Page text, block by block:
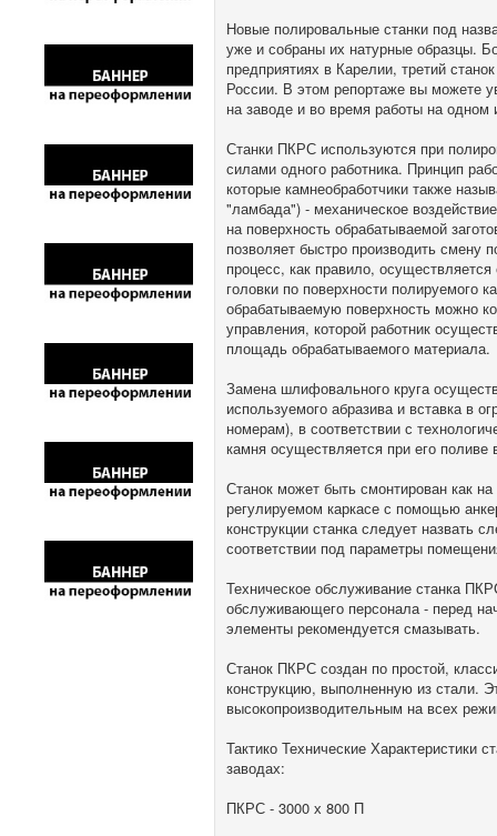
Новые полировальные станки под
уже и собраны их натурные образцы.
предприятиях в Карелии, третий
России. В этом репортаже вы можете
на заводе и во время работы на одном
Станки ПКРС используются при
силами одного работника. Принцип
которые камнеобработчики также
"ламбада") - механическое
на поверхность обрабатываемой
позволяет быстро производить смену
процесс, как правило,
головки по поверхности
обрабатываемую поверхность можно
управления, которой работник
площадь обрабатываемого материала.
Замена шлифовального круга
используемого абразива и вставка в
номерам), в соответствии с
камня осуществляется при его поливе
Станок может быть смонтирован как
регулируемом каркасе с помощью
конструкции станка следует
соответствии под параметры
Техническое обслуживание станка
обслуживающего персонала - перед
элементы рекомендуется смазывать.
Станок ПКРС создан по простой,
конструкцию, выполненную из стали.
высокопроизводительным на всех
Тактико Технические
заводах:
ПКРС - 3000 х 800 П